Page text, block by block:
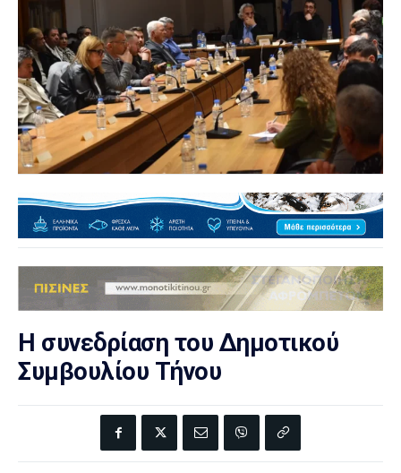
Η συνεδρίαση του Δημοτικού
Συμβουλίου Τήνου